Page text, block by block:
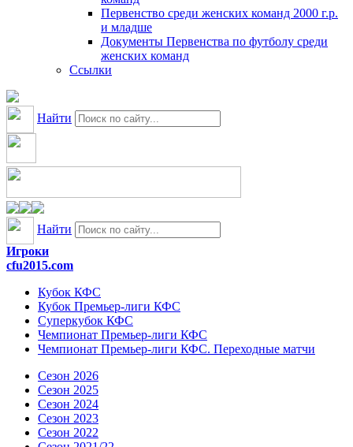
Первенство среди женских команд 2000 г.р.
и младше
Документы Первенства по футболу среди
женских команд
Ссылки
Найти
Найти
Игроки
cfu2015.com
Кубок КФС
Кубок Премьер-лиги КФС
Суперкубок КФС
Чемпионат Премьер-лиги КФС
Чемпионат Премьер-лиги КФС. Переходные матчи
Сезон 2026
Сезон 2025
Сезон 2024
Сезон 2023
Сезон 2022